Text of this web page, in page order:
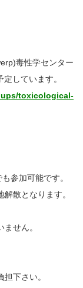
毒性学センター
しています。
toxicological-
参加可能です。
散となります。
せん。
下さい。